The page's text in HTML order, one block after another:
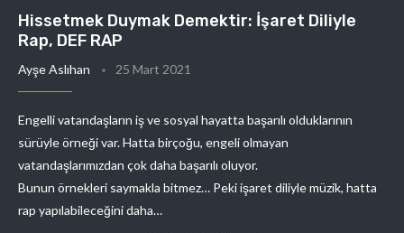
Hissetmek Duymak Demektir: İşaret Diliyle
Rap, DEF RAP
Ayşe Aslıhan 25 Mart 2021
Engelli vatandaşların iş ve sosyal hayatta başarılı olduklarının
sürüyle örneği var. Hatta birçoğu, engeli olmayan
vatandaşlarımızdan çok daha başarılı oluyor.
Bunun örnekleri saymakla bitmez… Peki işaret diliyle müzik, hatta
rap yapılabileceğini daha…